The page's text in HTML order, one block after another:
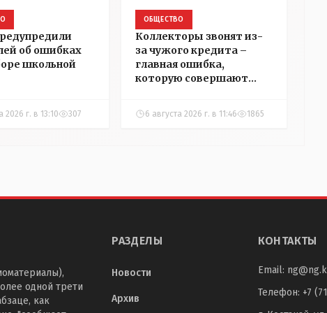
об ошибках
школьной
2026 г. в 13:10 307
ОБЩЕСТВО
Коллекторы звонят из-
за чужого кредита –
главная ошибка,
которую совершают
6 августа 2026 г. в 11:46 1865
одной трети
как
РАЗДЕЛЫ
Новости
Архив
КОНТАКТЫ
Email:
Телефон: +7